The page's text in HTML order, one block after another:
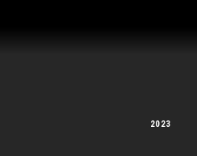
2023